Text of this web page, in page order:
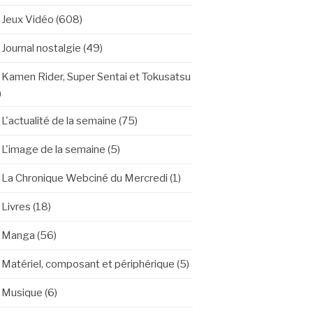
Jeux Vidéo (608)
Journal nostalgie (49)
Kamen Rider, Super Sentai et Tokusatsu
L'actualité de la semaine (75)
L'image de la semaine (5)
La Chronique Webciné du Mercredi (1)
Livres (18)
Manga (56)
Matériel, composant et périphérique (5)
Musique (6)